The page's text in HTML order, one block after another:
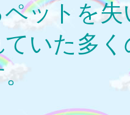
ペットを
いた多